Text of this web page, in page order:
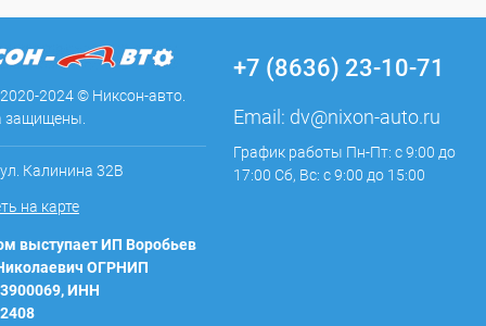
2024 © Никсон-авто.
защищены.
Калинина 32В
на карте
выступает ИП Воробьев
ОГРНИП
ИНН
+7 (8636) 23-10-71
Email: dv@nixon-auto.ru
График работы Пн-Пт: с 9:00 до
17:00 Сб, Вс: с 9:00 до 15:00